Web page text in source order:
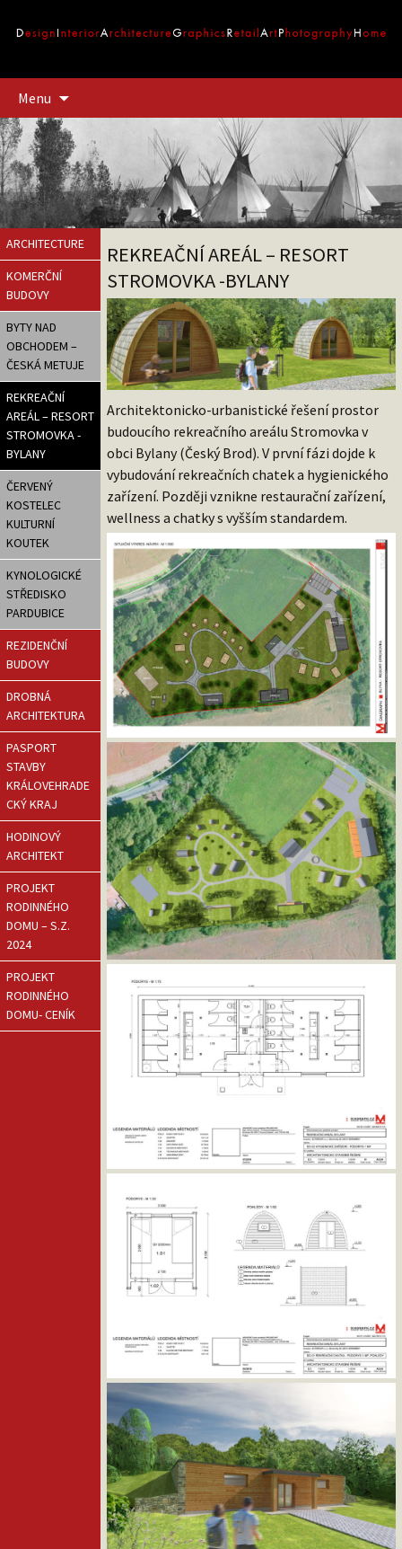
Menu
obsahu
webu
ARCHITECTURE
KOMERČNÍ
BUDOVY
BYTY NAD
OBCHODEM –
ČESKÁ METUJE
REKREAČNÍ
AREÁL – RESORT
STROMOVKA -
BYLANY
ČERVENÝ
KOSTELEC
KULTURNÍ
KOUTEK
KYNOLOGICKÉ
STŘEDISKO
PARDUBICE
REZIDENČNÍ
BUDOVY
DROBNÁ
ARCHITEKTURA
PASPORT
STAVBY
KRÁLOVEHRADE
CKÝ KRAJ
HODINOVÝ
ARCHITEKT
PROJEKT
RODINNÉHO
DOMU – S.Z.
2024
PROJEKT
RODINNÉHO
DOMU- CENÍK
REKREAČNÍ AREÁL – RESORT
STROMOVKA -BYLANY
Architektonicko-urbanistické řešení prostor
budoucího rekreačního areálu Stromovka v
obci Bylany (Český Brod). V první fázi dojde k
vybudování rekreačních chatek a hygienického
zařízení. Později vznikne restaurační zařízení,
wellness a chatky s vyšším standardem.